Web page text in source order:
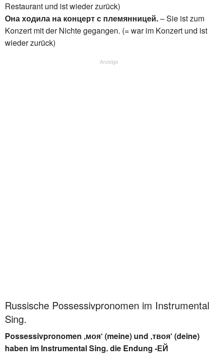
Restaurant und ist wieder zurück)
Она ходила на концерт с племянницей.– Sie ist zum
Konzert mit der Nichte gegangen. (= war im Konzert und ist
wieder zurück)
Anzeige
Russische Possessivpronomen im Instrumental
Sing.
Possessivpronomen ‚моя‘ (meine) und ‚твоя‘ (deine)
haben im Instrumental Sing. die Endung -ЕЙ